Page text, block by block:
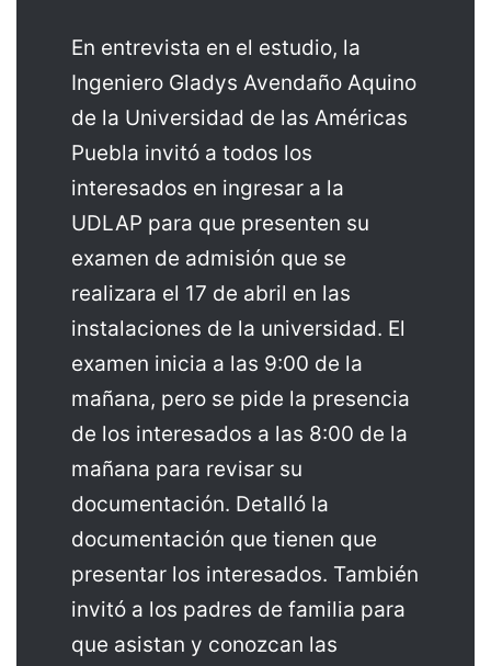
En entrevista en el estudio, la
Ingeniero Gladys Avendaño Aquino
de la Universidad de las Américas
Puebla invitó a todos los
interesados en ingresar a la
UDLAP para que presenten su
examen de admisión que se
realizara el 17 de abril en las
instalaciones de la universidad. El
examen inicia a las 9:00 de la
mañana, pero se pide la presencia
de los interesados a las 8:00 de la
mañana para revisar su
documentación. Detalló la
documentación que tienen que
presentar los interesados. También
invitó a los padres de familia para
que asistan y conozcan las